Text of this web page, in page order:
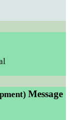
Message